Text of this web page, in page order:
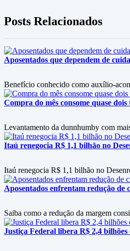
Posts Relacionados
Aposentados que dependem de
Benefício conhecido como auxílio-
Compra do mês consome quase
Levantamento da dunnhumby com
Itaú renegocia R$ 1,1 bilhão no
Itaú renegocia R$ 1,1 bilhão no
Aposentados enfrentam redução de
Saiba como a redução da margem
Justiça Federal libera R$ 2,4